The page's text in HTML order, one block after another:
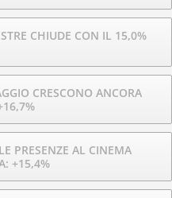
CHIUDE CON IL 15,0%
CRESCONO ANCORA
PRESENZE AL CINEMA
+15,4%